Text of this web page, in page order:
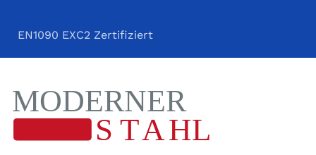
EN1090 EXC2 Zertifiziert